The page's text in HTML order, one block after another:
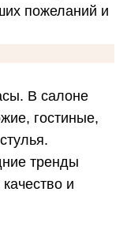
пожеланий и
В салоне
гостиные,
тренды
и